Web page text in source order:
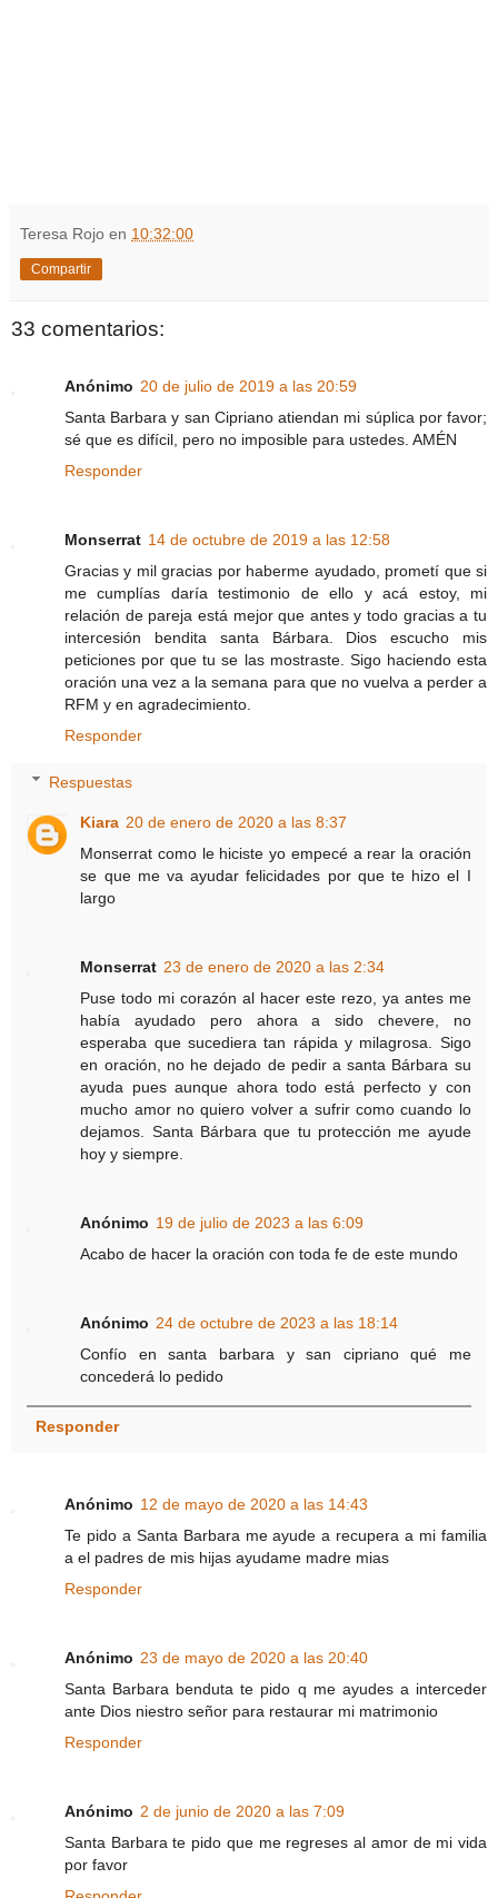
Teresa Rojo en 10:32:00
Compartir
33 comentarios:
Anónimo 20 de julio de 2019 a las 20:59
Santa Barbara y san Cipriano atiendan mi súplica por favor;
sé que es difícil, pero no imposible para ustedes. AMÉN
Responder
Monserrat 14 de octubre de 2019 a las 12:58
Gracias y mil gracias por haberme ayudado, prometí que si
me cumplías daría testimonio de ello y acá estoy, mi
relación de pareja está mejor que antes y todo gracias a tu
intercesión bendita santa Bárbara. Dios escucho mis
peticiones por que tu se las mostraste. Sigo haciendo esta
oración una vez a la semana para que no vuelva a perder a
RFM y en agradecimiento.
Responder
Respuestas
Kiara 20 de enero de 2020 a las 8:37
Monserrat como le hiciste yo empecé a rear la oración
se que me va ayudar felicidades por que te hizo el I
largo
Monserrat 23 de enero de 2020 a las 2:34
Puse todo mi corazón al hacer este rezo, ya antes me
había ayudado pero ahora a sido chevere, no
esperaba que sucediera tan rápida y milagrosa. Sigo
en oración, no he dejado de pedir a santa Bárbara su
ayuda pues aunque ahora todo está perfecto y con
mucho amor no quiero volver a sufrir como cuando lo
dejamos. Santa Bárbara que tu protección me ayude
hoy y siempre.
Anónimo 19 de julio de 2023 a las 6:09
Acabo de hacer la oración con toda fe de este mundo
Anónimo 24 de octubre de 2023 a las 18:14
Confío en santa barbara y san cipriano qué me
concederá lo pedido
Responder
Anónimo 12 de mayo de 2020 a las 14:43
Te pido a Santa Barbara me ayude a recupera a mi familia
a el padres de mis hijas ayudame madre mias
Responder
Anónimo 23 de mayo de 2020 a las 20:40
Santa Barbara benduta te pido q me ayudes a interceder
ante Dios niestro señor para restaurar mi matrimonio
Responder
Anónimo 2 de junio de 2020 a las 7:09
Santa Barbara te pido que me regreses al amor de mi vida
por favor